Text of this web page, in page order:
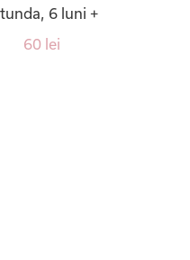
6 luni +
60 lei